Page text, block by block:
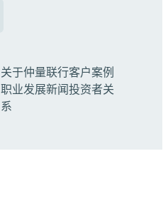
关于仲量联行客户案例
职业发展新闻投资者关
系